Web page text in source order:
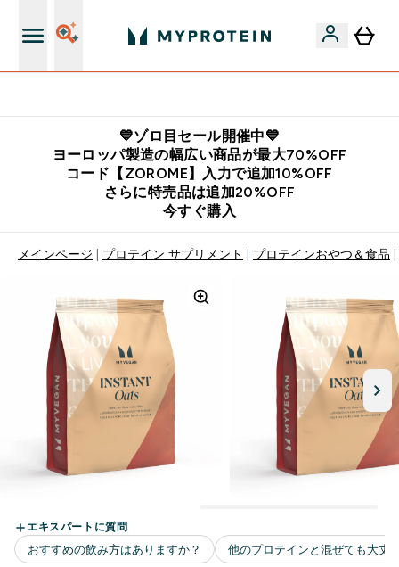
💙ゾロ目セール開催中💙
ヨーロッパ製造の幅広い商品が最大70%OFF
コード【ZOROME】入力で追加10%OFF
さらに特売品は追加20%OFF
今すぐ購入
メインページ プロテイン サプリメント プロテインおやつ＆食品